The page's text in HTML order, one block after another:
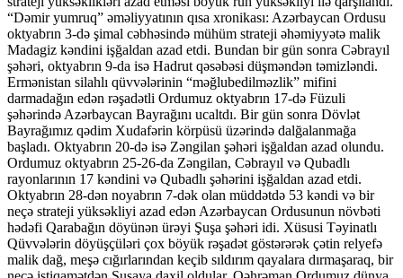
“Dəmir yumruq” əməliyyatının qısa xronikası: Azərbaycan Ordusu
oktyabrın 3-də şimal cəbhəsində mühüm strateji əhəmiyyətə malik
Madagiz kəndini işğaldan azad etdi. Bundan bir gün sonra Cəbrayıl
şəhəri, oktyabrın 9-da isə Hadrut qəsəbəsi düşməndən təmizləndi.
Ermənistan silahlı qüvvələrinin “məğlubedilməzlik” mifini
darmadağın edən rəşadətli Ordumuz oktyabrın 17-də Füzuli
şəhərində Azərbaycan Bayrağını ucaltdı. Bir gün sonra Dövlət
Bayrağımız qədim Xudafərin körpüsü üzərində dalğalanmağa
başladı. Oktyabrın 20-də isə Zəngilan şəhəri işğaldan azad olundu.
Ordumuz oktyabrın 25-26-da Zəngilan, Cəbrayıl və Qubadlı
rayonlarının 17 kəndini və Qubadlı şəhərini işğaldan azad etdi.
Oktyabrın 28-dən noyabrın 7-dək olan müddətdə 53 kəndi və bir
neçə strateji yüksəkliyi azad edən Azərbaycan Ordusunun növbəti
hədəfi Qarabağın döyünən ürəyi Şuşa şəhəri idi. Xüsusi Təyinatlı
Qüvvələrin döyüşçüləri çox böyük rəşadət göstərərək çətin relyefə
malik dağ, meşə cığırlarından keçib sıldırım qayalara dırmaşaraq, bir